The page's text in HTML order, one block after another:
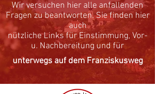
Wir versuchen hier alle anfallenden
Fragen zu beantworten. Sie finden hier
auch
nützliche Links für Einstimmung, Vor-
u. Nachbereitung und für
unterwegs auf dem Franziskusweg